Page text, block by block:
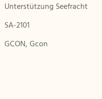
Unterstützung Seefracht
SA-2101
GCON, Gcon